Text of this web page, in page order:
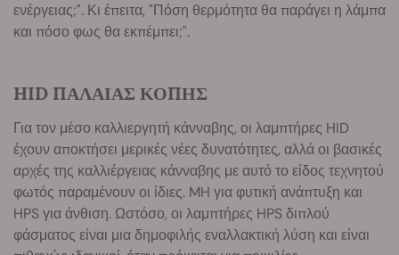
ενέργειας;". Κι έπειτα, "Πόση θερμότητα θα παράγει η λάμπα
και πόσο φως θα εκπέμπει;".
HID ΠΑΛΑΙΑΣ ΚΟΠΗΣ
Για τον μέσο καλλιεργητή κάνναβης, οι λαμπτήρες HID
έχουν αποκτήσει μερικές νέες δυνατότητες, αλλά οι βασικές
αρχές της καλλιέργειας κάνναβης με αυτό το είδος τεχνητού
φωτός παραμένουν οι ίδιες. MH για φυτική ανάπτυξη και
HPS για άνθιση. Ωστόσο, οι λαμπτήρες HPS διπλού
φάσματος είναι μια δημοφιλής εναλλακτική λύση και είναι